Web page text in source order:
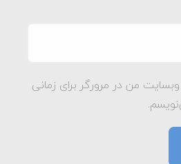
من در مرورگر برای زمانی